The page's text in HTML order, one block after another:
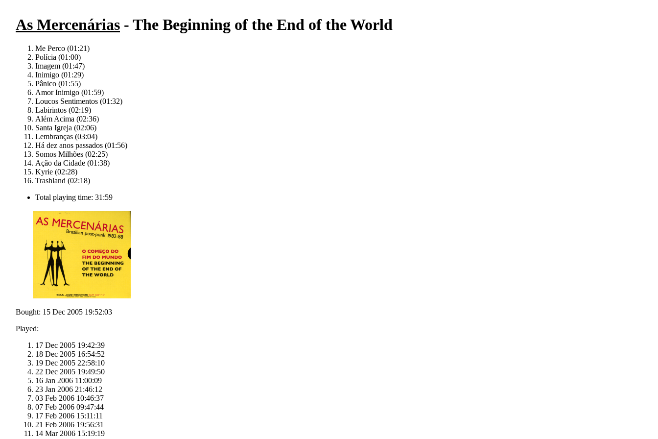
As Mercenárias - The Beginning of the End of the World
Me Perco (01:21)
Polícia (01:00)
Imagem (01:47)
Inimigo (01:29)
Pânico (01:55)
Amor Inimigo (01:59)
Loucos Sentimentos (01:32)
Labirintos (02:19)
Além Acima (02:36)
Santa Igreja (02:06)
Lembranças (03:04)
Há dez anos passados (01:56)
Somos Milhões (02:25)
Ação da Cidade (01:38)
Kyrie (02:28)
Trashland (02:18)
Total playing time: 31:59
Bought: 15 Dec 2005 19:52:03
Played:
17 Dec 2005 19:42:39
18 Dec 2005 16:54:52
19 Dec 2005 22:58:10
22 Dec 2005 19:49:50
16 Jan 2006 11:00:09
23 Jan 2006 21:46:12
03 Feb 2006 10:46:37
07 Feb 2006 09:47:44
17 Feb 2006 15:11:11
21 Feb 2006 19:56:31
14 Mar 2006 15:19:19